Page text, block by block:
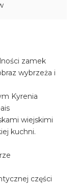
zamek
wybrzeża i
Kyrenia
wiejskimi
kuchni.
części